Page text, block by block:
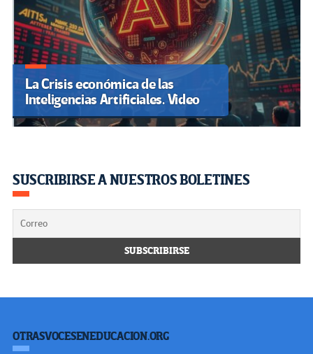
La Crisis económica de las
Inteligencias Artificiales. Video
SUSCRIBIRSE A NUESTROS BOLETINES
OTRASVOCESENEDUCACION.ORG